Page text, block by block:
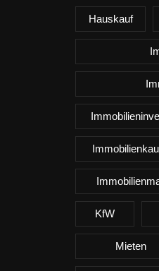
Hauskauf
KfW
Mieten